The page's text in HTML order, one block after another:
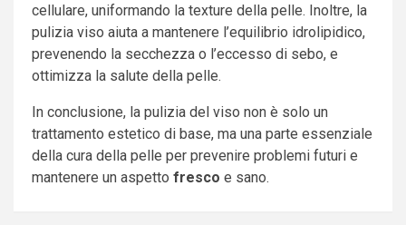
cellulare, uniformando la texture della pelle. Inoltre, la
pulizia viso aiuta a mantenere l’equilibrio idrolipidico,
prevenendo la secchezza o l’eccesso di sebo, e
ottimizza la salute della pelle.
In conclusione, la pulizia del viso non è solo un
trattamento estetico di base, ma una parte essenziale
della cura della pelle per prevenire problemi futuri e
mantenere un aspetto fresco e sano.